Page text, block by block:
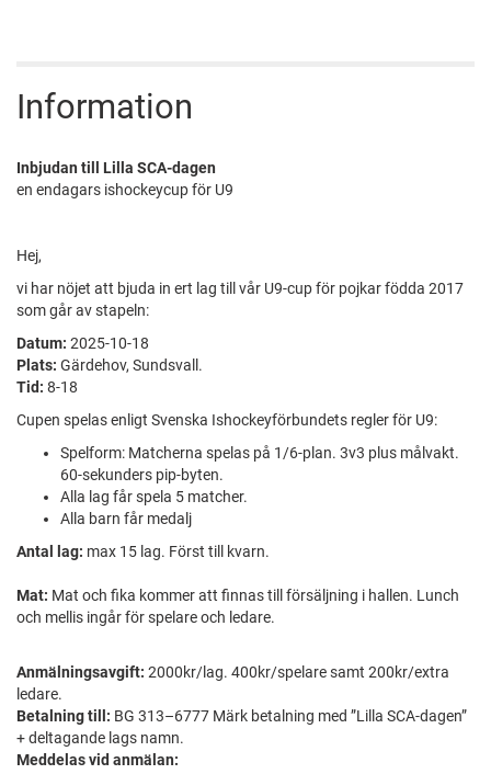
Information
Inbjudan till Lilla SCA-dagen
en endagars ishockeycup för U9
Hej,
vi har nöjet att bjuda in ert lag till vår U9-cup för pojkar födda 2017
som går av stapeln:
Datum: 2025-10-18
Plats: Gärdehov, Sundsvall.
Tid: 8-18
Cupen spelas enligt Svenska Ishockeyförbundets regler för U9:
Spelform: Matcherna spelas på 1/6-plan. 3v3 plus målvakt.
60-sekunders pip-byten.
Alla lag får spela 5 matcher.
Alla barn får medalj
Antal lag: max 15 lag. Först till kvarn.
Mat: Mat och fika kommer att finnas till försäljning i hallen. Lunch
och mellis ingår för spelare och ledare.
Anmälningsavgift: 2000kr/lag. 400kr/spelare samt 200kr/extra
ledare.
Betalning till: BG 313–6777 Märk betalning med ”Lilla SCA-dagen”
+ deltagande lags namn.
Meddelas vid anmälan: